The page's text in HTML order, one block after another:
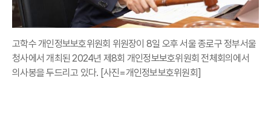
고학수 개인정보보호위원회 위원장이 8일 오후 서울 종로구 정부서울
청사에서 개최된 2024년 제8회 개인정보보호위원회 전체회의에서
의사봉을 두드리고 있다. [사진=개인정보보호위원회]